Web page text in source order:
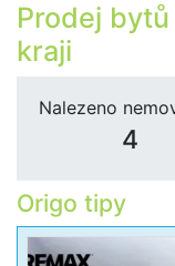
Prodej
kraji
Nalezeno
4
Origo tipy